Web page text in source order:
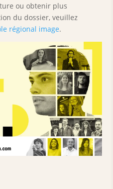
ou obtenir plus
du dossier, veuillez
régional image.